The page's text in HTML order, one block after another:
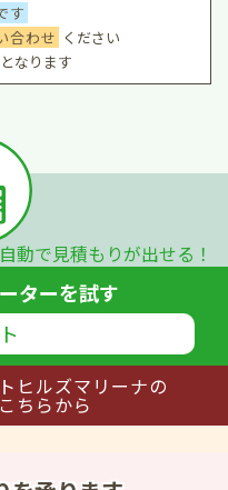
す
合わせ ください
となります
自動で見積もりが出せる！
ターを試す
ヒルズマリーナの
ちらから